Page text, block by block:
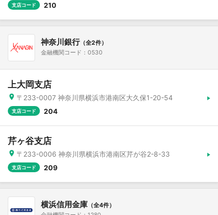
支店コード 210
神奈川銀行（全2件）
金融機関コード：0530
上大岡支店
〒233-0007 神奈川県横浜市港南区大久保1-20-54
支店コード 204
芹ヶ谷支店
〒233-0006 神奈川県横浜市港南区芹が谷2-8-33
支店コード 209
横浜信用金庫 （全4件）